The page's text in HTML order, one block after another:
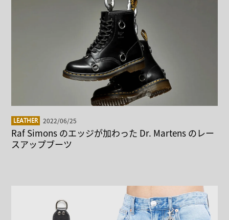
LEATHER 2022/06/25
Raf Simons のエッジが加わった Dr. Martens のレー
スアップブーツ